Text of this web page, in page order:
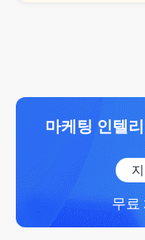
마케팅 인텔
무료